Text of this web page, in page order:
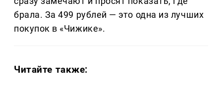
брала. За 499 рублей — это одна из лучших
покупок в «Чижике».
Читайте также: